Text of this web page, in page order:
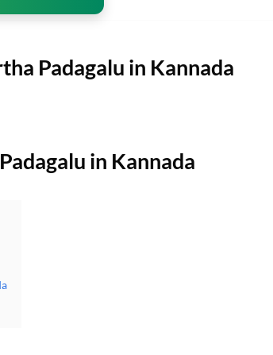
Padagalu in Kannada
in Kannada